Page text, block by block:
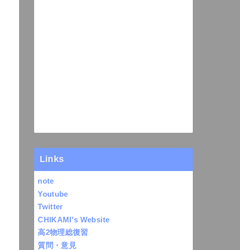
Links
note
Youtube
Twitter
CHIKAMI's Website
高2物理総復習
質問・意見